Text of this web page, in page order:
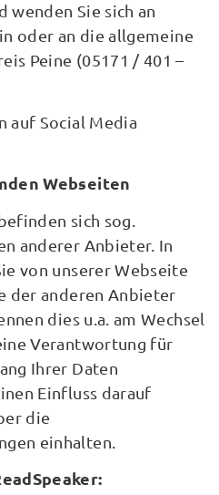
wenden Sie sich an
oder an die allgemeine
Peine (05171 / 401 –
auf Social Media
Webseiten
sich sog.
anderer Anbieter. In
von unserer Webseite
der anderen Anbieter
dies u.a. am Wechsel
Verantwortung für
Ihrer Daten
Einfluss darauf
die
einhalten.